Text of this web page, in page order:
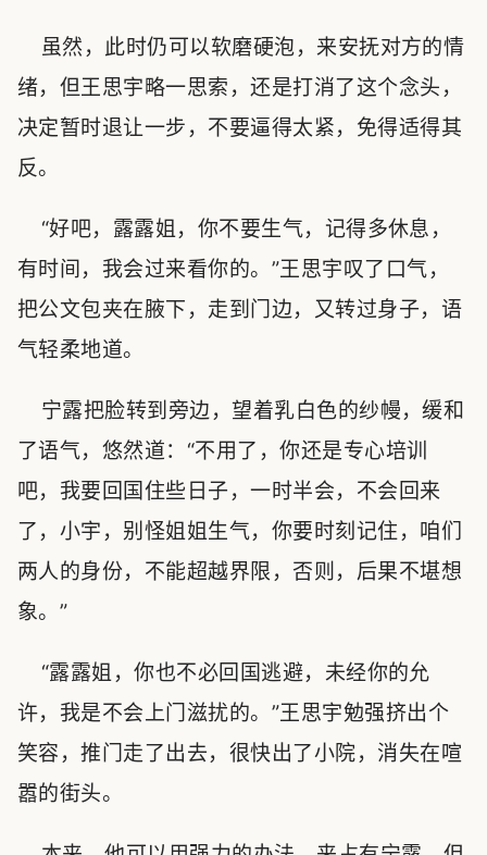
虽然，此时仍可以软磨硬泡，来安抚对方的情
绪，但王思宇略一思索，还是打消了这个念头，
决定暂时退让一步，不要逼得太紧，免得适得其
反。
“好吧，露露姐，你不要生气，记得多休息，
有时间，我会过来看你的。”王思宇叹了口气，
把公文包夹在腋下，走到门边，又转过身子，语
气轻柔地道。
宁露把脸转到旁边，望着乳白色的纱幔，缓和
了语气，悠然道：“不用了，你还是专心培训
吧，我要回国住些日子，一时半会，不会回来
了，小宇，别怪姐姐生气，你要时刻记住，咱们
两人的身份，不能超越界限，否则，后果不堪想
象。”
“露露姐，你也不必回国逃避，未经你的允
许，我是不会上门滋扰的。”王思宇勉强挤出个
笑容，推门走了出去，很快出了小院，消失在喧
嚣的街头。